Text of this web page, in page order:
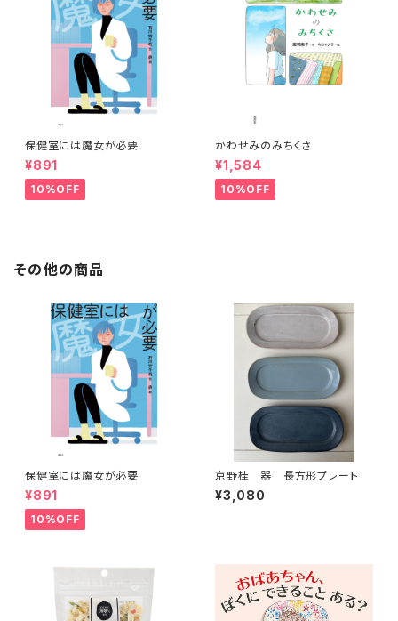
保健室には魔女が必要
¥891
10%OFF
かわせみのみちくさ
¥1,584
10%OFF
その他の商品
保健室には魔女が必要
¥891
10%OFF
京野桂 器 長方形プレート
¥3,080